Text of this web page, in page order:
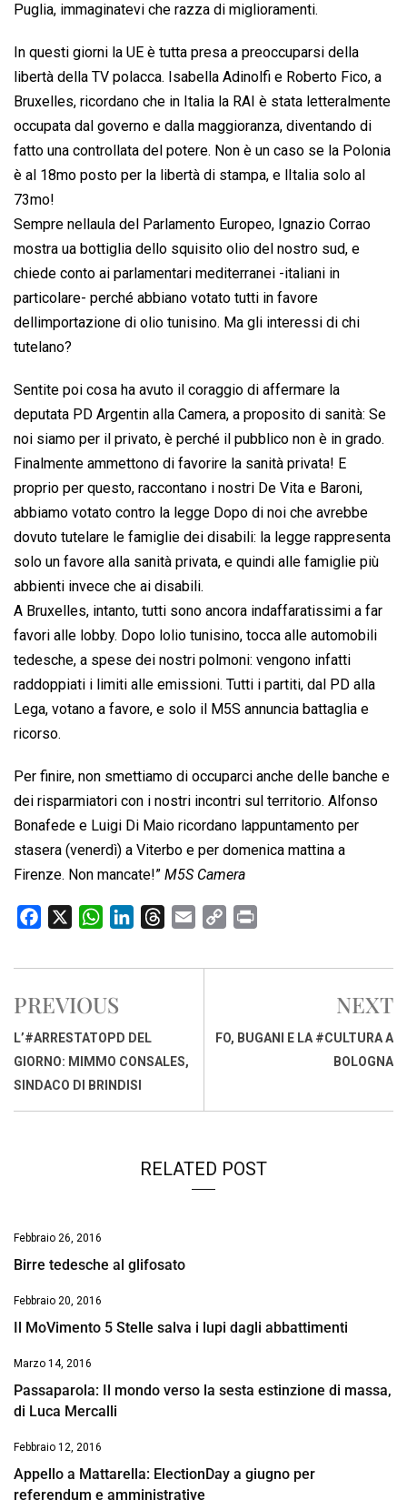
Puglia, immaginatevi che razza di miglioramenti.
In questi giorni la UE è tutta presa a preoccuparsi della
libertà della TV polacca. Isabella Adinolfi e Roberto Fico, a
Bruxelles, ricordano che in Italia la RAI è stata letteralmente
occupata dal governo e dalla maggioranza, diventando di
fatto una controllata del potere. Non è un caso se la Polonia
è al 18mo posto per la libertà di stampa, e lItalia solo al
73mo!
Sempre nellaula del Parlamento Europeo, Ignazio Corrao
mostra ua bottiglia dello squisito olio del nostro sud, e
chiede conto ai parlamentari mediterranei -italiani in
particolare- perché abbiano votato tutti in favore
dellimportazione di olio tunisino. Ma gli interessi di chi
tutelano?
Sentite poi cosa ha avuto il coraggio di affermare la
deputata PD Argentin alla Camera, a proposito di sanità: Se
noi siamo per il privato, è perché il pubblico non è in grado.
Finalmente ammettono di favorire la sanità privata! E
proprio per questo, raccontano i nostri De Vita e Baroni,
abbiamo votato contro la legge Dopo di noi che avrebbe
dovuto tutelare le famiglie dei disabili: la legge rappresenta
solo un favore alla sanità privata, e quindi alle famiglie più
abbienti invece che ai disabili.
A Bruxelles, intanto, tutti sono ancora indaffaratissimi a far
favori alle lobby. Dopo lolio tunisino, tocca alle automobili
tedesche, a spese dei nostri polmoni: vengono infatti
raddoppiati i limiti alle emissioni. Tutti i partiti, dal PD alla
Lega, votano a favore, e solo il M5S annuncia battaglia e
ricorso.
Per finire, non smettiamo di occuparci anche delle banche e
dei risparmiatori con i nostri incontri sul territorio. Alfonso
Bonafede e Luigi Di Maio ricordano lappuntamento per
stasera (venerdì) a Viterbo e per domenica mattina a
Firenze. Non mancate!” M5S Camera
c
b
o
o
k
W
a
s
A
p
p
n
d
I
n
r
s
a
p
i
i
PREVIOUS
L’#ARRESTATOPD DEL
GIORNO: MIMMO CONSALES,
SINDACO DI BRINDISI
NEXT
FO, BUGANI E LA #CULTURA A
BOLOGNA
RELATED POST
Febbraio 26, 2016
Birre tedesche al glifosato
Febbraio 20, 2016
Il MoVimento 5 Stelle salva i lupi dagli abbattimenti
Marzo 14, 2016
Passaparola: Il mondo verso la sesta estinzione di massa,
di Luca Mercalli
Febbraio 12, 2016
Appello a Mattarella: ElectionDay a giugno per
referendum e amministrative